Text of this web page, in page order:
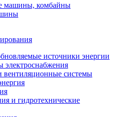
машины, комбайны
источники энергии
вентиляционные системы
и гидротехнические